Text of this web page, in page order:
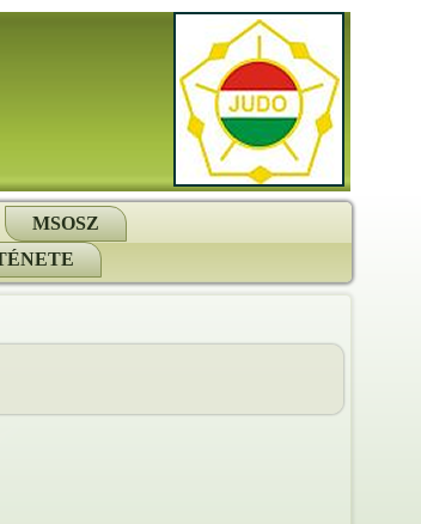
MSOSZ